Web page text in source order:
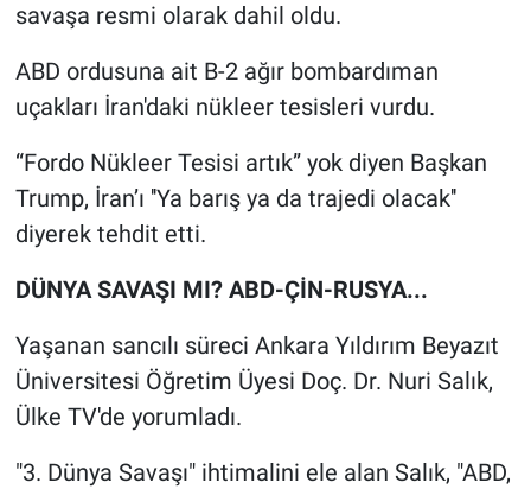
savaşa resmi olarak dahil oldu.
ABD ordusuna ait B-2 ağır bombardıman
uçakları İran'daki nükleer tesisleri vurdu.
“Fordo Nükleer Tesisi artık” yok diyen Başkan
Trump, İran’ı ''Ya barış ya da trajedi olacak''
diyerek tehdit etti.
DÜNYA SAVAŞI MI? ABD-ÇİN-RUSYA...
Yaşanan sancılı süreci Ankara Yıldırım Beyazıt
Üniversitesi Öğretim Üyesi Doç. Dr. Nuri Salık,
Ülke TV'de yorumladı.
"3. Dünya Savaşı" ihtimalini ele alan Salık, "ABD,